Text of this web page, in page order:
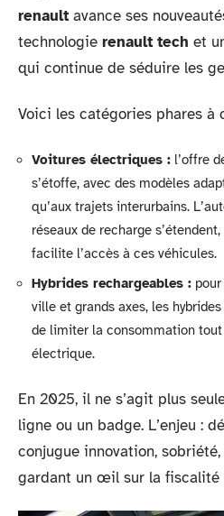
renault avance ses
technologie renault tech et
qui continue de séduire les
Voici les catégories phares à
Voitures électriques : l’offre
s’étoffe, avec des modèles
qu’aux trajets interurbains.
réseaux de recharge
facilite l’accès à ces véhicules.
Hybrides rechargeables :
ville et grands axes, les
de limiter la consommation
électrique.
En 2025, il ne s’agit plus
ligne ou un badge. L’enjeu :
conjugue innovation,
gardant un œil sur la fiscalité